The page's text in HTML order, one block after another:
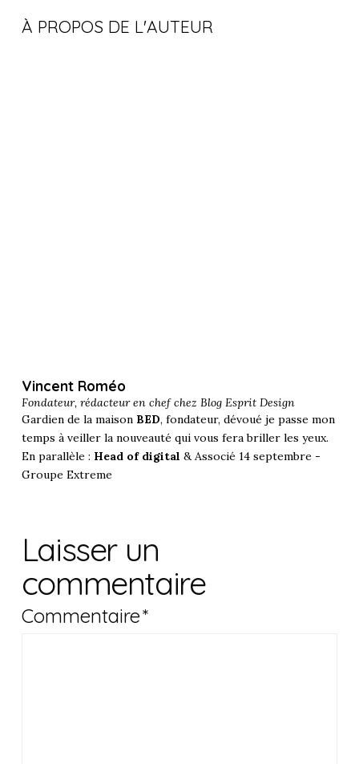
À PROPOS DE L'AUTEUR
Vincent Roméo
Fondateur, rédacteur en chef chez Blog Esprit Design
Gardien de la maison BED, fondateur, dévoué je passe mon
temps à veiller la nouveauté qui vous fera briller les yeux.
En parallèle : Head of digital & Associé 14 septembre -
Groupe Extreme
Laisser un
commentaire
Commentaire*